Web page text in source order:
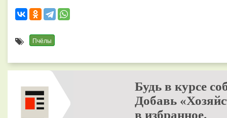
Пчёлы
Будь в курсе
Добавь
в избранное.